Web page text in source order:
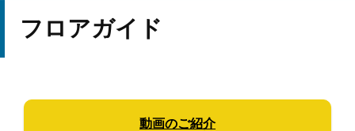
フロアガイド
動画のご紹介